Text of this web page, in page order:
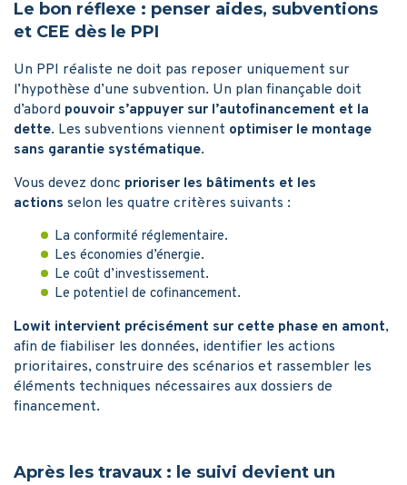
Le bon réflexe : penser aides, subventions
et CEE dès le PPI
Un PPI réaliste ne doit pas reposer uniquement sur
l’hypothèse d’une subvention. Un plan finançable doit
d’abord pouvoir s’appuyer sur l’autofinancement et la
dette. Les subventions viennent optimiser le montage
sans garantie systématique.
Vous devez donc prioriser les bâtiments et les
actions selon les quatre critères suivants :
La conformité réglementaire.
Les économies d’énergie.
Le coût d’investissement.
Le potentiel de cofinancement.
Lowit intervient précisément sur cette phase en amont,
afin de fiabiliser les données, identifier les actions
prioritaires, construire des scénarios et rassembler les
éléments techniques nécessaires aux dossiers de
financement.
Après les travaux : le suivi devient un